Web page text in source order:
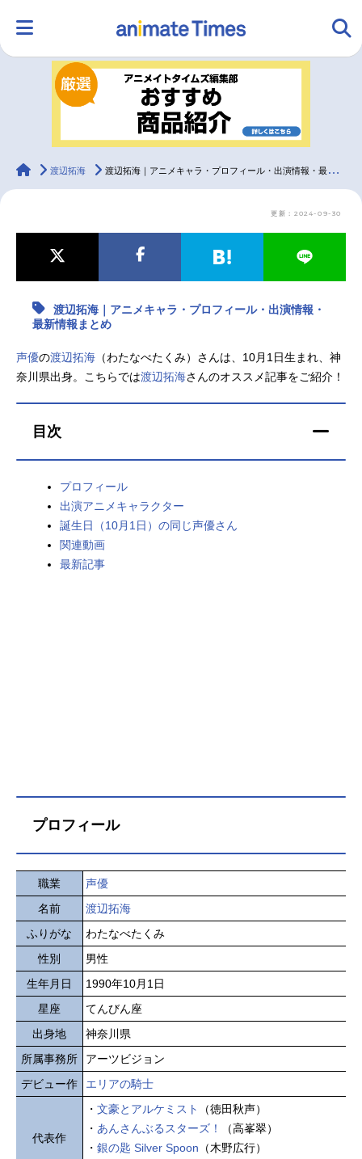
ランキング アニメ
ラジオ グッズ
最新記事一覧
アニメ記事一覧 声優記事一覧
今期アニメ曜日別一覧
春アニメ 夏アニメ
秋アニメ
男性声優/女性声優一覧
animateTimes
渡辺拓海 渡辺拓海｜アニメキャラ・プロフィール・出演情報・最新情報まとめ
更新：2024-09-30
渡辺拓海｜アニメキャラ・プロフィール・出演情報・
最新情報まとめ
声優の渡辺拓海 （わたなべたくみ）さんは、10月1日生まれ、神
奈川県出身。こちらでは渡辺拓海さんのオススメ記事をご紹介！
目次
プロフィール
出演アニメキャラクター
誕生日（10月1日）の同じ声優さん
関連動画
最新記事
プロフィール
職業
声優
名前
渡辺拓海
ふりがな
わたなべたくみ
性別
男性
生年月日
1990年10月1日
星座
てんびん座
出身地
神奈川県
所属事務所
アーツビジョン
デビュー作
エリアの騎士
代表作
・ 文豪とアルケミスト
（徳田秋声）
・ あんさんぶるスターズ！
（高峯翠）
・ 銀の匙 Silver Spoon （木野広行）